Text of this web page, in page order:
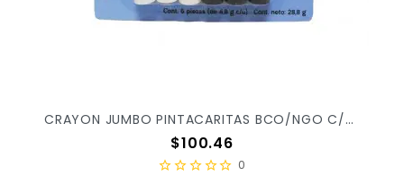
CRAYON JUMBO PINTACARITAS BCO/NGO C/6PZ PCBN6J X/72
Precio
$100.46
0